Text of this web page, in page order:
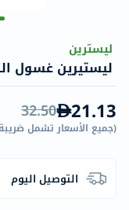
ليسترين
ليستيرين غسول
21.13
32.50
(جميع الأسعار تشمل
التوصيل اليوم